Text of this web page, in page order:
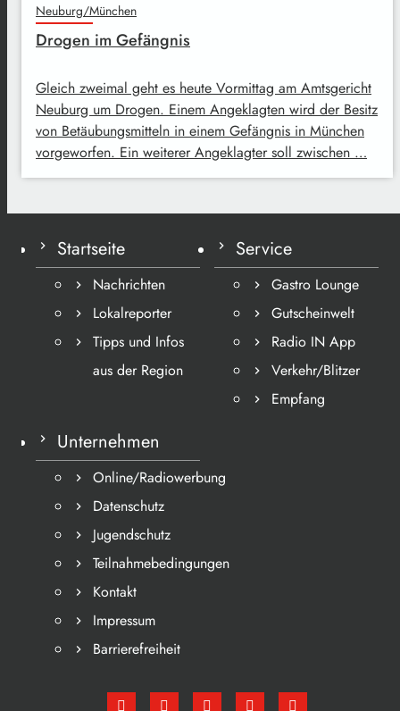
Neuburg/München
Drogen im Gefängnis
Gleich zweimal geht es heute Vormittag am Amtsgericht
Neuburg um Drogen. Einem Angeklagten wird der Besitz
von Betäubungsmitteln in einem Gefängnis in München
vorgeworfen. Ein weiterer Angeklagter soll zwischen …
Startseite
Nachrichten
Lokalreporter
Tipps und Infos
aus der Region
Service
Gastro Lounge
Gutscheinwelt
Radio IN App
Verkehr/Blitzer
Empfang
Unternehmen
Online/Radiowerbung
Datenschutz
Jugendschutz
Teilnahmebedingungen
Kontakt
Impressum
Barrierefreiheit